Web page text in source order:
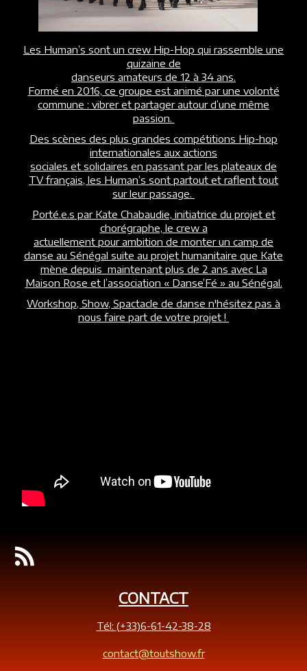
Les Human’s sont un crew Hip-Hop qui rassemble une
quizaine de
danseurs amateurs de 12 à 34 ans.
Formé en 2016, ce groupe est animé par une volonté
commune : vibrer et partager autour d’une même
passion.
Des scènes des plus grandes compétitions Hip-hop
internationales aux actions
sociales et solidaires en passant par les plateaux de
TV français, les Human’s sont partout et raflent tout
sur leur passage.
Porté.e.s par Kate Chabaudie, initiatrice du projet et
chorégraphe, le crew a
actuellement pour ambition de monter un camp de
danse au Sénégal suite au projet humanitaire que Kate
mène depuis maintenant plus de 2 ans avec La
Maison Rose et l’association « Danse’Fé » au Sénégal.
Workshop, Show, Spactacle de danse n'hésitez pas à
nous faire part de votre projet !
CONTACT
Tél: (+33)6-61-42-38-28
contact@toutshow.fr